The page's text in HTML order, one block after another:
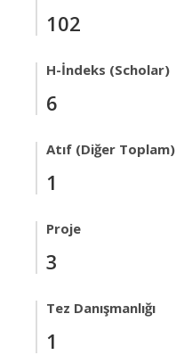
102
H-İndeks (Scholar)
6
Atıf (Diğer Toplam)
1
Proje
3
Tez Danışmanlığı
1